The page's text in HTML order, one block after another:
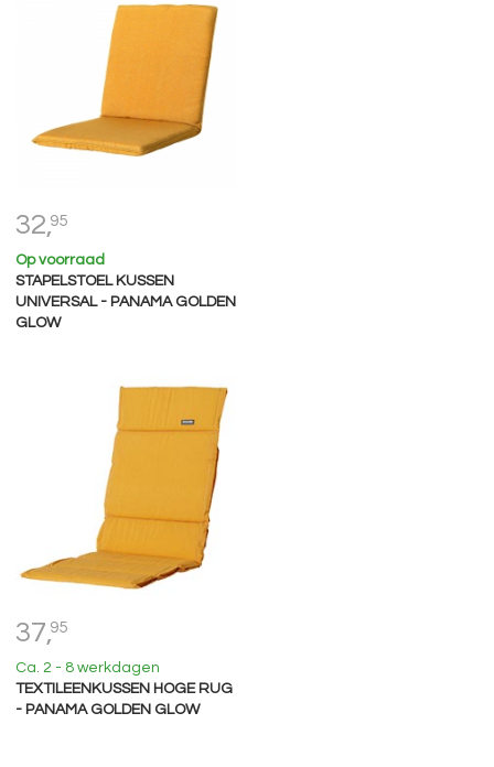
32,95
Op voorraad
STAPELSTOEL KUSSEN
UNIVERSAL - PANAMA GOLDEN
GLOW
37,95
Ca. 2 - 8 werkdagen
TEXTILEENKUSSEN HOGE RUG
- PANAMA GOLDEN GLOW